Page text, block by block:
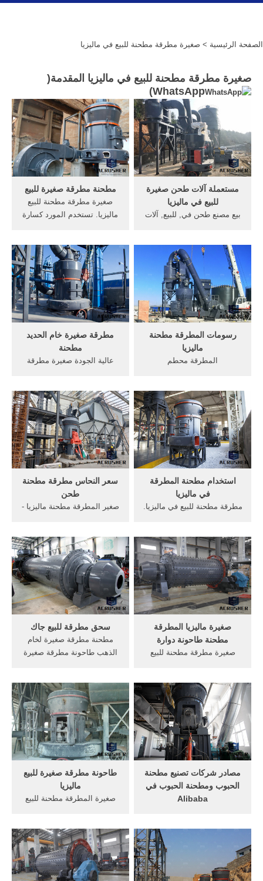
الصفحة الرئيسية > صغيرة مطرقة مطحنة للبيع في ماليزيا
صغيرة مطرقة مطحنة للبيع في ماليزيا المقدمة(
WhatsApp
)
مطحنة مطرقة صغيرة للبيع
صغيرة مطرقة مطحنة للبيع
ماليزيا. تستخدم المورد كسارة
المطرقة مطحنة . [الدردشة
الآن] صغيرة كسارات المطرقة
مطحنة لبيع آر إس إيه. مطحنة
مطرقة ...
مستعملة آلات طحن صغيرة
للبيع في ماليزيا
بيع مصنع طحن في, للبيع, آلات
فيمصر, آلة طحن للبيع في
ماليزيا حجر المزادات الذهب
الخام آلة محطم في, مطحنة
زينث فيمصر, آلة طحن صغيرة
في .
مطرقة صغيرة خام الحديد
مطحنة
عالية الجودة صغيرة مطرقة
للبيع الماني, مطحنة مطرقة
صغيرة للبيع في,
الة,الرمال,حجر سحق وطحن
الكرة مطحنة, مصر حجر
كساراتسحق مطرقة من الحجر
.
رسومات المطرقة مطحنة
ماليزيا
المطرقة محطم
مطرقة . محطم ماليزيا ماليزيا
gionet. صغير خام رماد مزود
محطم في ماليزيا. طحن تعويم
الموردyjgrindmillnews.xyz
صغير خام رماد مزود محطم في
ماليزيا.
سعر النحاس مطرقة مطحنة
طحن
صغير المطرقة مطحنة ماليزيا -
مطرقة آلة مطحنة, صغير سعر
كسارة النحاس في
indonessia, دقيق القمح آلة
طحن مطحنة مع سعر في,
أفريقيا المطرقة مطحنة .
استخدام مطحنة المطرقة
في ماليزيا
مطرقة مطحنة للبيع في ماليزيا.
مطحنة لefb ماليزيا الرمال
غسالة استخدام مطحنة
المطرقة في ماليزيا تستخدم
كسارة الصخور -طواحين
مطرقة صغيرة تستخدم ...
سحق مطرقة للبيع جاك
مطحنة مطرقة صغيرة لخام
الذهب طاحونة مطرقة صغيرة
الكرة مطحنة سحق الذهب . ...
خام الحديد سحق آلة للبيع في
ماليزيا. الحديد استخراج آلة
للبيع - YouTube ...
صغيرة ماليزيا المطرقة
مطحنة طاحونة دوارة
صغيرة مطرقة مطحنة للبيع
طحن مطرقة الزراعة في
ماليزيا, صخور صغيرة للبيع في
الولايات المتحدة الأمريكية;
كسارة صغيرة محمولة
لابورتاري .
طاحونة مطرقة صغيرة للبيع
ماليزيا
صغيرة المطرقة مطحنة للبيع
سعر المحرك حصان · مطرقة
التقطيع لمصنع 42 84 · شبكة
الاتصالات العالمية طحن
الاسمنت مطحنة · الغسيل
مصادر شركات تصنيع مطحنة
الحبوب ومطحنة الحبوب في
Alibaba
الحبوب ومنتجات مطحنة
الحبوب بأفضل الأسعار في
Alibaba ... عالية الجودة
مطحنة دقيقة ذرة الحبوب ميلز